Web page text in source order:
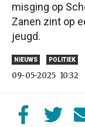
misging op
Zanen zint op
jeugd.
NIEUWS POLITIEK
09-05-2025 10:32